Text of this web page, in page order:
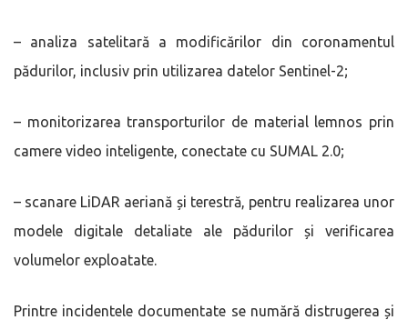
– analiza satelitară a modificărilor din coronamentul
pădurilor, inclusiv prin utilizarea datelor Sentinel-2;
– monitorizarea transporturilor de material lemnos prin
camere video inteligente, conectate cu SUMAL 2.0;
– scanare LiDAR aeriană și terestră, pentru realizarea unor
modele digitale detaliate ale pădurilor și verificarea
volumelor exploatate.
Printre incidentele documentate se numără distrugerea și